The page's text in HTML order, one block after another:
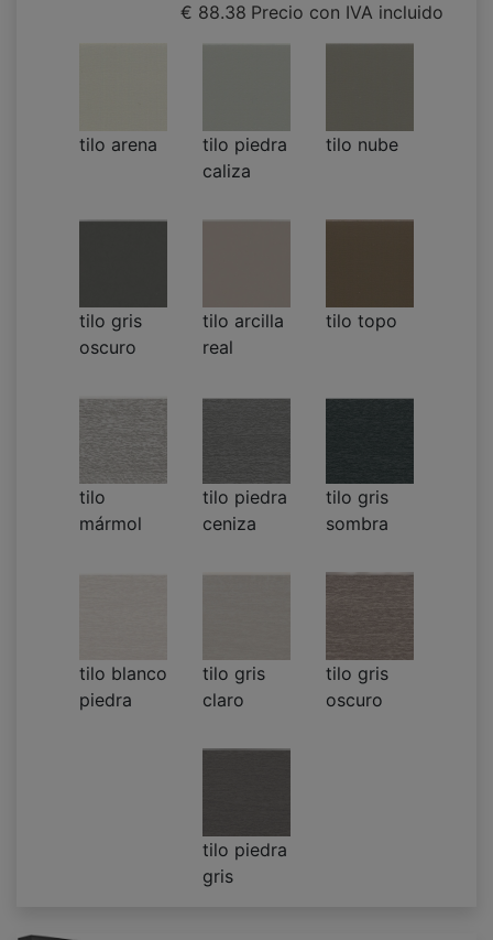
€ 88.38 Precio con IVA incluido
tilo arena
tilo piedra
caliza
tilo nube
tilo gris
oscuro
tilo arcilla
real
tilo topo
tilo
mármol
tilo piedra
ceniza
tilo gris
sombra
tilo blanco
piedra
tilo gris
claro
tilo gris
oscuro
tilo piedra
gris